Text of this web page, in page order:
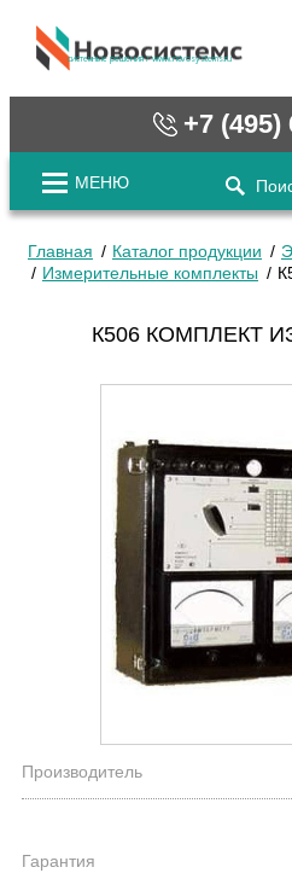
cистемные решения / www.novosystems.ru
+7 (495)
МЕНЮ
Главная Каталог продукции
Измерительные комплекты
К506 КОМПЛЕКТ
Производитель
Гарантия